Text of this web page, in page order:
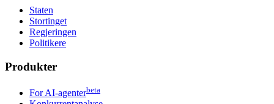
Staten
Stortinget
Regjeringen
Politikere
Produkter
For AI-agenterbeta